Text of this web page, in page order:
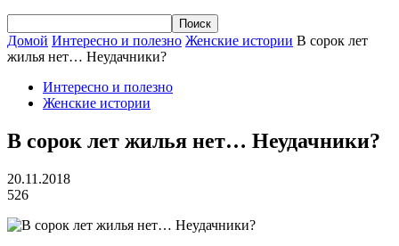
Домой Интересно и полезно Женские истории В сорок лет
жилья нет… Неудачники?
Интересно и полезно
Женские истории
В сорок лет жилья нет… Неудачники?
20.11.2018
526